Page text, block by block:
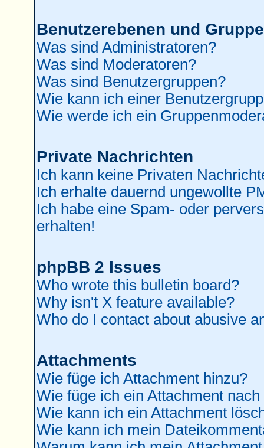
Benutzerebenen und
Was sind Administratoren?
Was sind Moderatoren?
Was sind Benutzergruppen?
Wie kann ich einer
Wie werde ich ein
Private Nachrichten
Ich kann keine Privaten
Ich erhalte dauernd ungewollte
Ich habe eine Spam- oder
erhalten!
phpBB 2 Issues
Who wrote this bulletin board?
Why isn't X feature available?
Who do I contact about abusive
Attachments
Wie füge ich Attachment hinzu?
Wie füge ich ein Attachment
Wie kann ich ein Attachment
Wie kann ich mein